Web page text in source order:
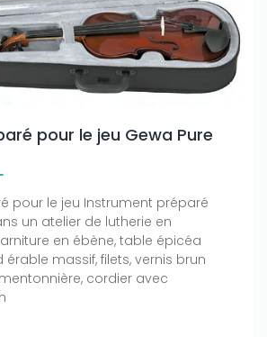
pour le jeu Gewa Pure
pour le jeu Instrument préparé
un atelier de lutherie en
en ébène, table épicéa
érable massif, filets, vernis brun
cordier avec